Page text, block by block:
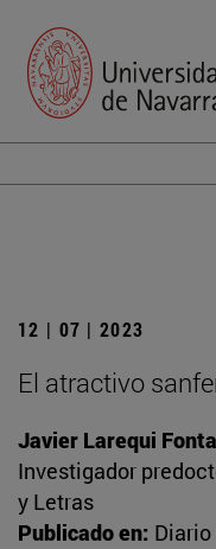
12 | 07 | 2023
El atractivo
Javier Larequi
Investigador
y Letras
Publicado en: Diario